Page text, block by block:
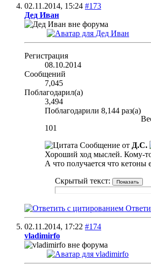
02.11.2014, 15:24 #173
Дед Иван
Регистрация
08.10.2014
Сообщений
7,045
Поблагодарил(а)
3,494
Поблагодарили 8,144 раз(а)
101
Сообщение от Д.С.
Хороший ход мыслей. Кому-
А что получается что кетоны
Скрытый текст:
02.11.2014, 17:22 #174
vladimirfo